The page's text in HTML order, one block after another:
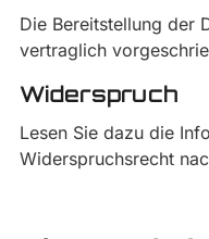
Die Bereitstellung der
vertraglich
Widerspruch
Lesen Sie dazu die
Widerspruchsrecht